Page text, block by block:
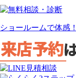
ショールームで体感！